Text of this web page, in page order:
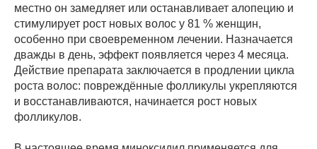
местно он замедляет или останавливает алопецию и
стимулирует рост новых волос у 81 % женщин,
особенно при своевременном лечении. Назначается
дважды в день, эффект появляется через 4 месяца.
Действие препарата заключается в продлении цикла
роста волос: повреждённые фолликулы укрепляются
и восстанавливаются, начинается рост новых
фолликулов.